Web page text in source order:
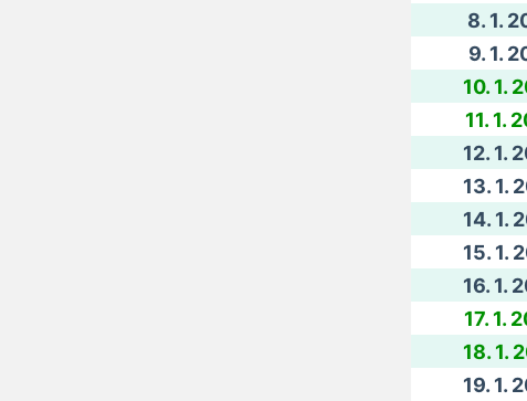
8. 1.
9. 1.
10. 1.
11. 1.
12. 1.
13. 1.
14. 1.
15. 1.
16. 1.
17. 1.
18. 1.
19. 1.